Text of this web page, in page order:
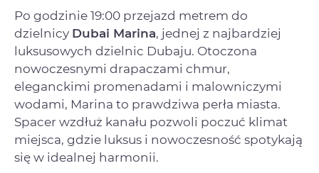
Po godzinie 19:00 przejazd metrem do
dzielnicy Dubai Marina, jednej z najbardziej
luksusowych dzielnic Dubaju. Otoczona
nowoczesnymi drapaczami chmur,
eleganckimi promenadami i malowniczymi
wodami, Marina to prawdziwa perła miasta.
Spacer wzdłuż kanału pozwoli poczuć klimat
miejsca, gdzie luksus i nowoczesność spotykają
się w idealnej harmonii.